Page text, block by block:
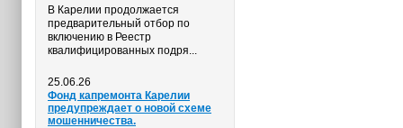
В Карелии продолжается
предварительный отбор по
включению в Реестр
квалифицированных подря...
25.06.26
Фонд капремонта Карелии
предупреждает о новой схеме
мошенничества.